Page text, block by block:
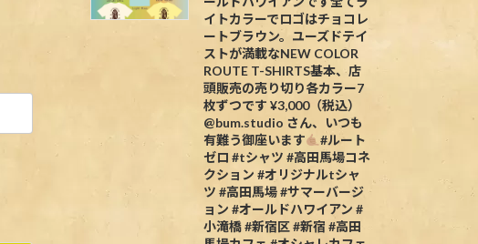
イトカラーでロゴはチョコレ
ートブラウン。ユーズドテイ
ストが満載なNEW COLOR
ROUTE T-SHIRTS基本、店
頭販売の売り切り各カラー7
枚ずつです ¥3,000（税込）
@bum.studio さん、いつも
有難う御座います
#ルート
ゼロ #tシャツ #高田馬場コネ
クション #オリジナルtシャ
ツ #高田馬場 #サマーバージ
ョン #オールドハワイアン #
小滝橋 #新宿区 #新宿 #高田